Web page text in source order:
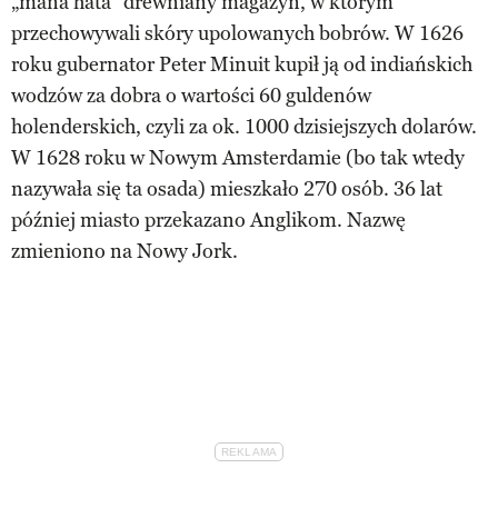
przechowywali skóry upolowanych bobrów. W 1626
roku gubernator Peter Minuit kupił ją od indiańskich
wodzów za dobra o wartości 60 guldenów
holenderskich, czyli za ok. 1000 dzisiejszych dolarów.
W 1628 roku w Nowym Amsterdamie (bo tak wtedy
nazywała się ta osada) mieszkało 270 osób. 36 lat
później miasto przekazano Anglikom. Nazwę
zmieniono na Nowy Jork.